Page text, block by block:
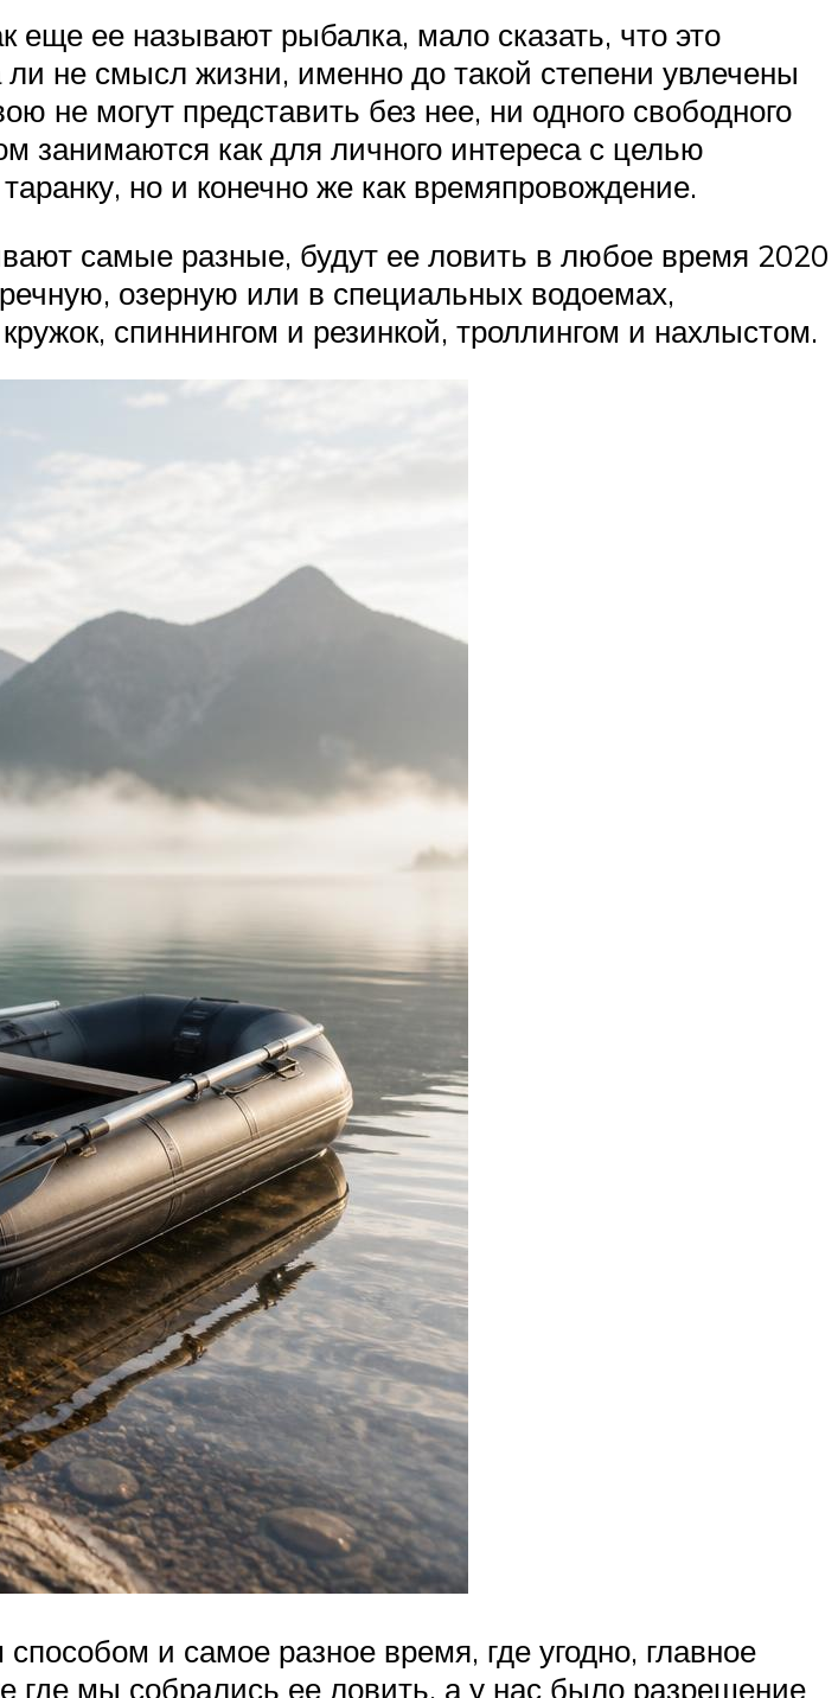
ее называют рыбалка, мало сказать, что это
не смысл жизни, именно до такой степени увлечены
не могут представить без нее, ни одного свободного
занимаются как для личного интереса с целью
но и конечно же как времяпровождение.
самые разные, будут ее ловить в любое время 2020
озерную или в специальных водоемах,
спиннингом и резинкой, троллингом и нахлыстом.
и самое разное время, где угодно, главное
где мы собрались ее ловить, а у нас было разрешение